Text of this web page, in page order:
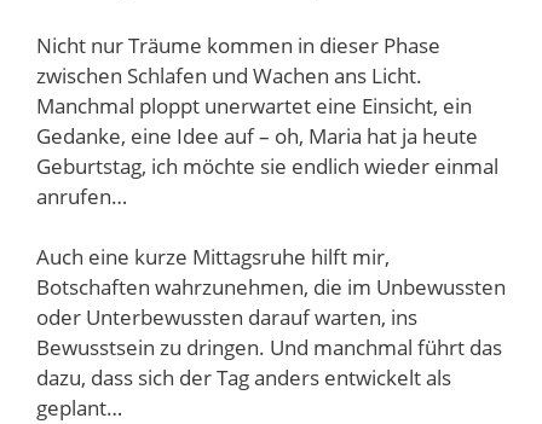
Nicht nur Träume kommen in dieser Phase
zwischen Schlafen und Wachen ans Licht.
Manchmal ploppt unerwartet eine Einsicht, ein
Gedanke, eine Idee auf – oh, Maria hat ja heute
Geburtstag, ich möchte sie endlich wieder einmal
anrufen…
Auch eine kurze Mittagsruhe hilft mir,
Botschaften wahrzunehmen, die im Unbewussten
oder Unterbewussten darauf warten, ins
Bewusstsein zu dringen. Und manchmal führt das
dazu, dass sich der Tag anders entwickelt als
geplant…